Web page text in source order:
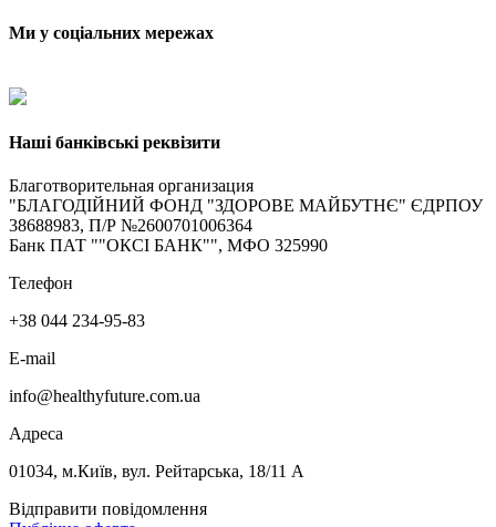
Ми у соціальних мережах
Наші банківські реквізити
Благотворительная организация
"БЛАГОДІЙНИЙ ФОНД "ЗДОРОВЕ МАЙБУТНЄ" ЄДРПОУ
38688983, П/Р №2600701006364
Банк ПАТ ""ОКСІ БАНК"", МФО 325990
Телефон
+38 044 234-95-83
E-mail
info@healthyfuture.com.ua
Адреса
01034, м.Київ, вул. Рейтарська, 18/11 А
Відправити повідомлення